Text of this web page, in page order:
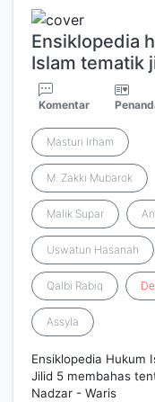
Ensiklopedia
Islam tematik
Komentar
Masturi Irham
M. Zakki Mubarok
Malik Supar
Uswatun Hasanah
Qalbi Rabiq
Assyla
Ensiklopedia Hukum
Jilid 5 membahas
Nadzar - Waris